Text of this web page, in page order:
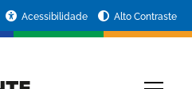
Acessibilidade Alto Contraste